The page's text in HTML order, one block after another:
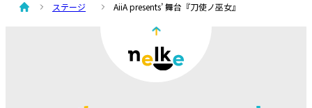
ステージ AiiA presents’ 舞台『刀使ノ巫女』